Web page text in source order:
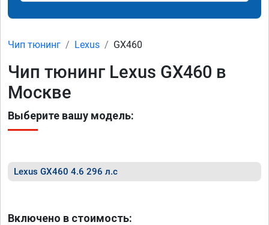
Чип тюнинг Lexus GX460
Чип тюнинг Lexus GX460 в
Москве
Выберите вашу модель:
Lexus GX460 4.6 296 л.с
Включено в стоимость: